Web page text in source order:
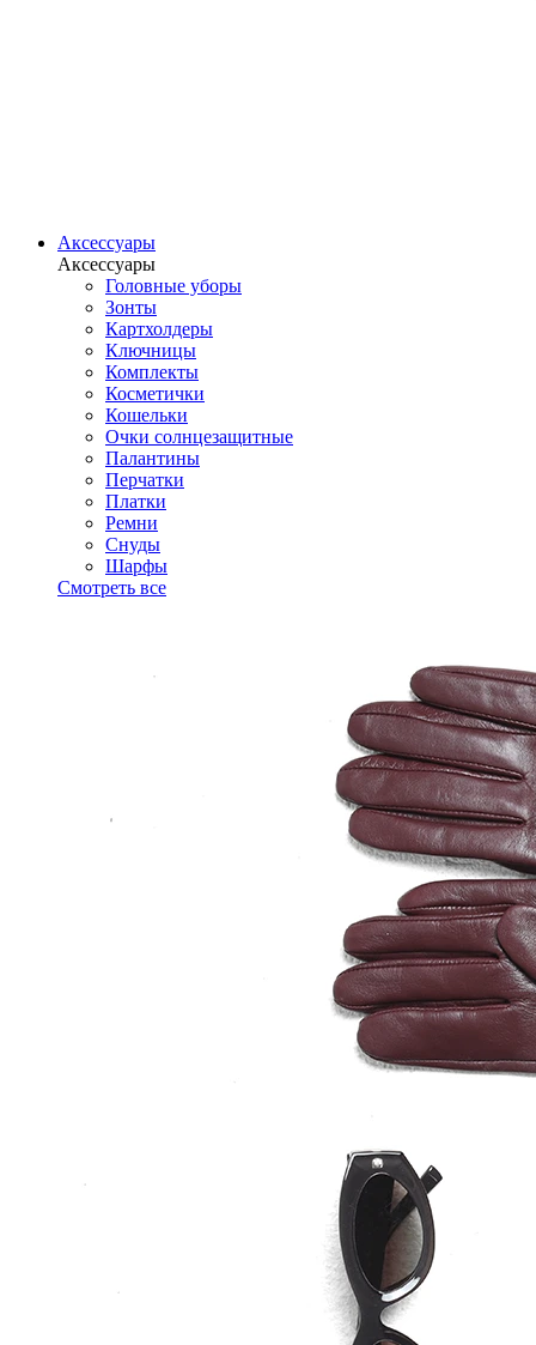
Аксессуары
Аксессуары
Головные уборы
Зонты
Картхолдеры
Ключницы
Комплекты
Косметички
Кошельки
Очки солнцезащитные
Палантины
Перчатки
Платки
Ремни
Снуды
Шарфы
Смотреть все